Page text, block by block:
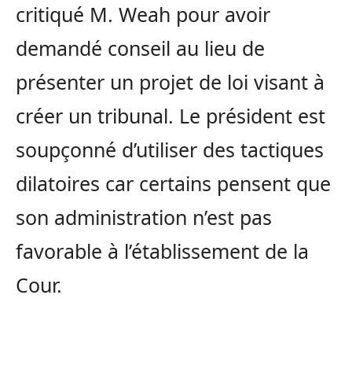
critiqué M. Weah pour avoir
demandé conseil au lieu de
présenter un projet de loi visant à
créer un tribunal. Le président est
soupçonné d’utiliser des tactiques
dilatoires car certains pensent que
son administration n’est pas
favorable à l’établissement de la
Cour.